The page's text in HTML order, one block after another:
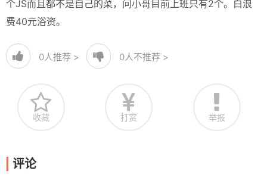
个JS而且都不是自己的菜，问小哥目前上班只有2个。白浪
费40元浴资。
0人推荐 > 0人不推荐 >
收藏 打赏 举报
评论